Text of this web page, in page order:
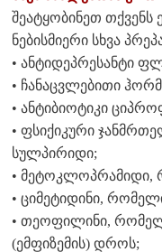
შეატყობინეთ თქვენს
ნებისმიერი სხვა
• ანტიდეპრესანტი
• ჩანაცვლებითი
• ანტიბიოტიკი
• ფსიქიკური
სულპირიდი;
• მეტოკლოპრამიდი,
• ციმეტიდინი,
• თეოფილინი,
(ემფიზემის) დროს;